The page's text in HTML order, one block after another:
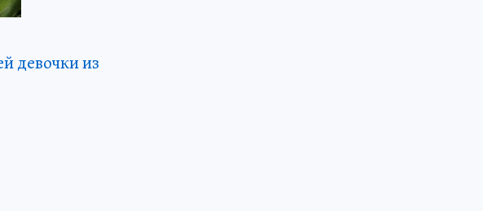
девочки из